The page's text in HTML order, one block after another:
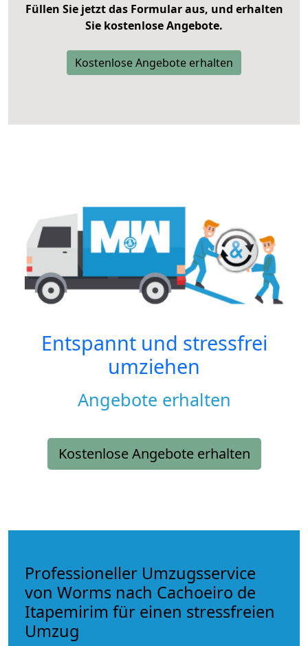
Füllen Sie jetzt das Formular aus, und erhalten
Sie kostenlose Angebote.
Kostenlose Angebote erhalten
Entspannt und stressfrei
umziehen
Angebote erhalten
Kostenlose Angebote erhalten
Professioneller Umzugsservice
von Worms nach Cachoeiro de
Itapemirim für einen stressfreien
Umzug